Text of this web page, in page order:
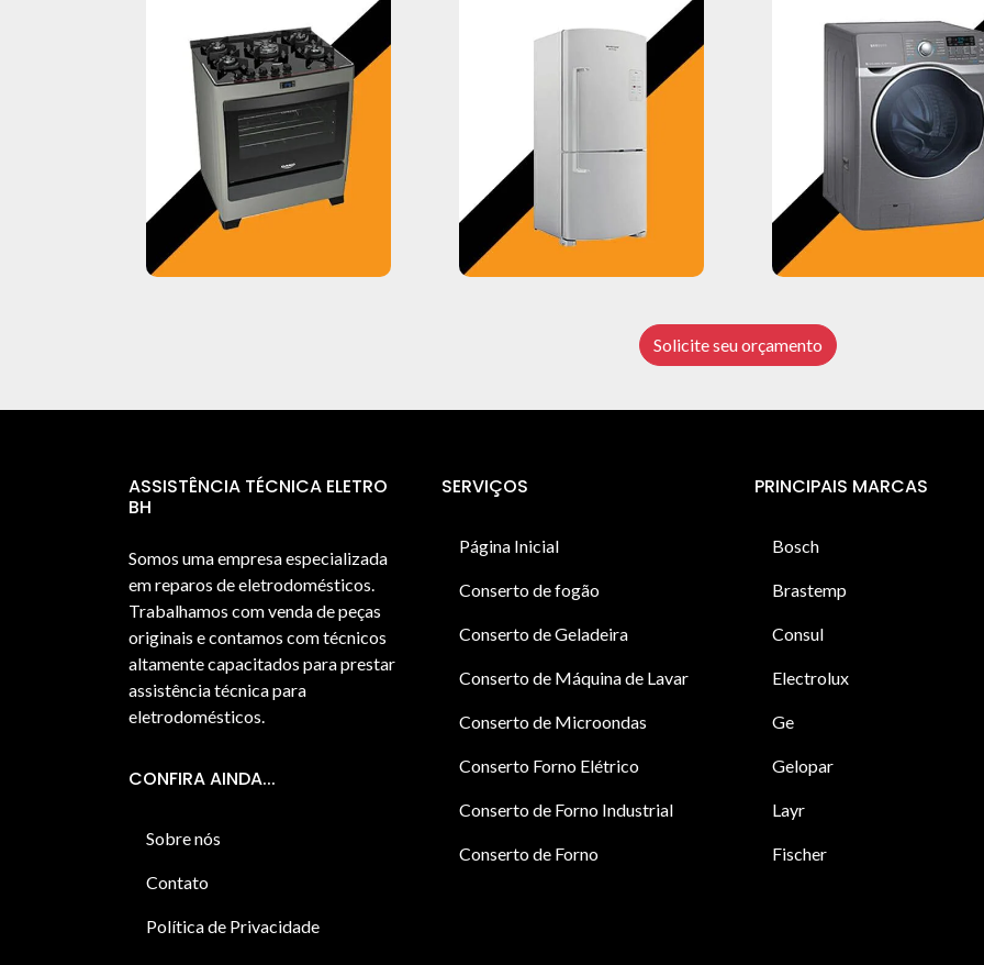
Solicite seu orçamento
ASSISTÊNCIA TÉCNICA ELETRO
BH
Somos uma empresa especializada
em reparos de eletrodomésticos.
Trabalhamos com venda de peças
originais e contamos com técnicos
altamente capacitados para prestar
assistência técnica para
eletrodomésticos.
CONFIRA AINDA...
Sobre nós
Contato
Política de Privacidade
SERVIÇOS
Página Inicial
Conserto de fogão
Conserto de Geladeira
Conserto de Máquina de Lavar
Conserto de Microondas
Conserto Forno Elétrico
Conserto de Forno Industrial
Conserto de Forno
PRINCIPAIS MARCAS
Bosch
Brastemp
Consul
Electrolux
Ge
Gelopar
Layr
Fischer